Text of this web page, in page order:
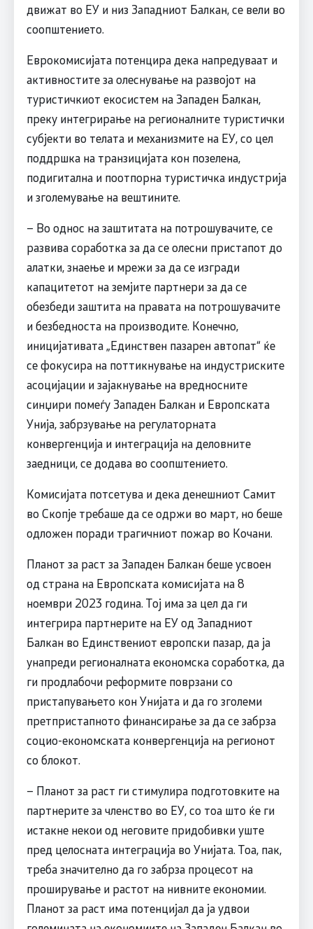
движат во ЕУ и низ Западниот Балкан, се вели во
соопштението.
Еврокомисијата потенцира дека напредуваат и
активностите за олеснување на развојот на
туристичкиот екосистем на Западен Балкан,
преку интегрирање на регионалните туристички
субјекти во телата и механизмите на ЕУ, со цел
поддршка на транзицијата кон позелена,
подигитална и поотпорна туристичка индустрија
и зголемување на вештините.
– Во однос на заштитата на потрошувачите, се
развива соработка за да се олесни пристапот до
алатки, знаење и мрежи за да се изгради
капацитетот на земјите партнери за да се
обезбеди заштита на правата на потрошувачите
и безбедноста на производите. Конечно,
иницијативата „Единствен пазарен автопат“ ќе
се фокусира на поттикнување на индустриските
асоцијации и зајакнување на вредносните
синџири помеѓу Западен Балкан и Европската
Унија, забрзување на регулаторната
конвергенција и интеграција на деловните
заедници, се додава во соопштението.
Комисијата потсетува и дека денешниот Самит
во Скопје требаше да се одржи во март, но беше
одложен поради трагичниот пожар во Кочани.
Планот за раст за Западен Балкан беше усвоен
од страна на Европската комисијата на 8
ноември 2023 година. Тој има за цел да ги
интегрира партнерите на ЕУ од Западниот
Балкан во Единствениот европски пазар, да ја
унапреди регионалната економска соработка, да
ги продлабочи реформите поврзани со
пристапувањето кон Унијата и да го зголеми
претпристапното финансирање за да се забрза
социо-економската конвергенција на регионот
со блокот.
– Планот за раст ги стимулира подготовките на
партнерите за членство во ЕУ, со тоа што ќе ги
истакне некои од неговите придобивки уште
пред целосната интеграција во Унијата. Тоа, пак,
треба значително да го забрза процесот на
проширување и растот на нивните економии.
Планот за раст има потенцијал да ја удвои